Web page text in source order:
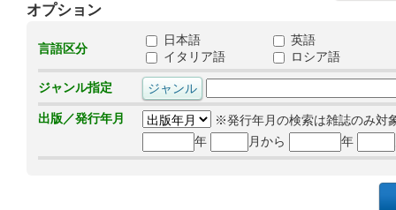
オプション
言語区分
日本語
英語
イタリア語
ロシア語
ジャンル指定
出版／発行年月
※発行年月の検索は雑誌のみ対
年
月から 年